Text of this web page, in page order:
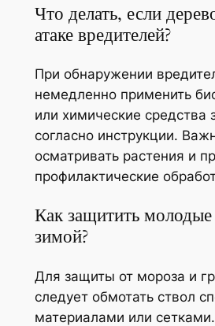
Что делать, если
атаке вредителей?
При обнаружении
немедленно применить
или химические средства
согласно инструкции.
осматривать растения и
профилактические
Как защитить молодые
зимой?
Для защиты от мороза и
следует обмотать ствол
материалами или